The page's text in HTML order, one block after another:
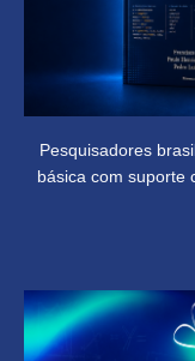
Pesquisadores
básica com suporte